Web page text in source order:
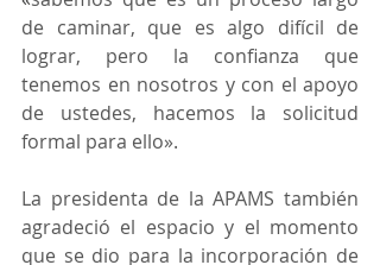
de caminar, que es algo difícil de
lograr, pero la confianza que
tenemos en nosotros y con el apoyo
de ustedes, hacemos la solicitud
formal para ello».
La presidenta de la APAMS también
agradeció el espacio y el momento
que se dio para la incorporación de